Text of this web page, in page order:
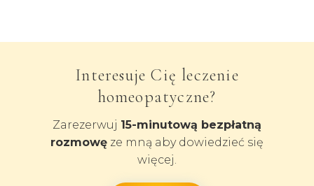
Interesuje Cię leczenie
homeopatyczne?
Zarezerwuj 15-minutową bezpłatną
rozmowę ze mną aby dowiedzieć się
więcej.